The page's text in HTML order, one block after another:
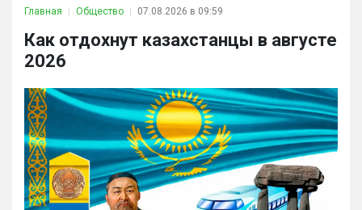
Главная Общество 07.08.2026 в 09:59
Как отдохнут казахстанцы в августе
2026